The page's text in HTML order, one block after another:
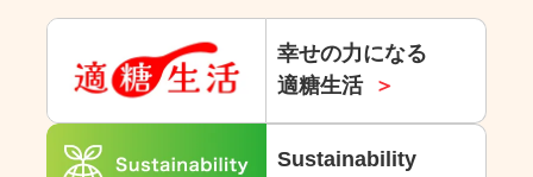
幸せの力になる
適糖生活
Sustainability